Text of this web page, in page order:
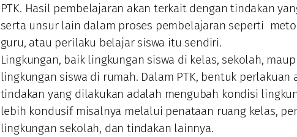
PTK. Hasil pembelajaran akan terkait dengan tindakan
serta unsur lain dalam proses pembelajaran seperti
guru, atau perilaku belajar siswa itu sendiri.
Lingkungan, baik lingkungan siswa di kelas, sekolah,
lingkungan siswa di rumah. Dalam PTK, bentuk perlakuan
tindakan yang dilakukan adalah mengubah kondisi
lebih kondusif misalnya melalui penataan ruang kelas,
lingkungan sekolah, dan tindakan lainnya.